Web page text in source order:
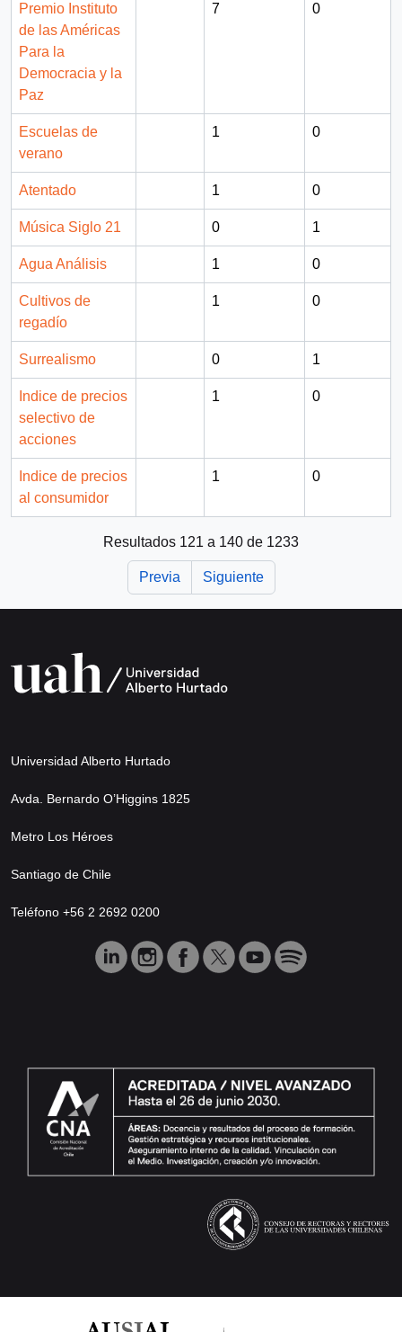
Premio Instituto
de las Américas
Para la
Democracia y la
Paz
7 0
Escuelas de
verano
1 0
Atentado 1 0
Música Siglo 21 0 1
Agua Análisis 1 0
Cultivos de
regadío
1 0
Surrealismo 0 1
Indice de precios
selectivo de
acciones
1 0
Indice de precios
al consumidor
1 0
Resultados 121 a 140 de 1233
Previa Siguiente
Universidad Alberto Hurtado
Avda. Bernardo O’Higgins 1825
Metro Los Héroes
Santiago de Chile
Teléfono +56 2 2692 0200